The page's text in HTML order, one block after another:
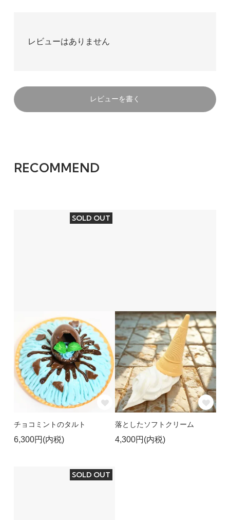
レビューはありません
レビューを書く
RECOMMEND
SOLD OUT
チョコミントのタルト
6,300円(内税)
落としたソフトクリーム
4,300円(内税)
SOLD OUT